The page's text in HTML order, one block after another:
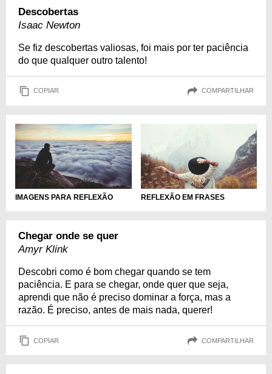
Descobertas
Isaac Newton
Se fiz descobertas valiosas, foi mais por ter paciência
do que qualquer outro talento!
COPIAR COMPARTILHAR
IMAGENS PARA REFLEXÃO REFLEXÃO EM FRASES
Chegar onde se quer
Amyr Klink
Descobri como é bom chegar quando se tem
paciência. E para se chegar, onde quer que seja,
aprendi que não é preciso dominar a força, mas a
razão. É preciso, antes de mais nada, querer!
COPIAR COMPARTILHAR